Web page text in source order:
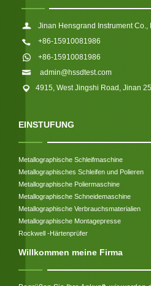
Jinan Hensgrand Instrument Co.,
+86-15910081986
+86-15910081986
admin@hssdtest.com
4915, West Jingshi Road, Jinan
EINSTUFUNG
Metallographische Schleifmaschine
Metallographisches Schleifen und Polieren
Metallographische Poliermaschine
Metallographische Schneidemaschine
Metallographische Verbrauchsmaterialien
Metallographische Montagepresse
Rockwell -Härtenprüfer
Willkommen meine Firma